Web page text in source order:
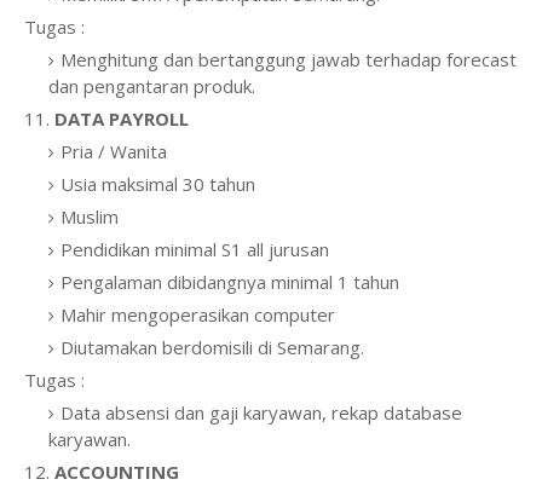
Tugas :
Menghitung dan bertanggung jawab terhadap forecast
dan pengantaran produk.
11. DATA PAYROLL
Pria / Wanita
Usia maksimal 30 tahun
Muslim
Pendidikan minimal S1 all jurusan
Pengalaman dibidangnya minimal 1 tahun
Mahir mengoperasikan computer
Diutamakan berdomisili di Semarang.
Tugas :
Data absensi dan gaji karyawan, rekap database
karyawan.
12. ACCOUNTING